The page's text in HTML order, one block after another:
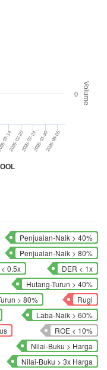
Volume
2026-07-24
07-142026-07-20 2026-07-302026-08-05
0
Penjualan-Naik > 40%
Penjualan-Naik > 80%
0.5x
DER < 1x
Hutang-Turun > 40%
> 80%
Rugi
Laba-Naik > 60%
ROE < 10%
Nilai-Buku > Harga
Nilai-Buku > 3x Harga